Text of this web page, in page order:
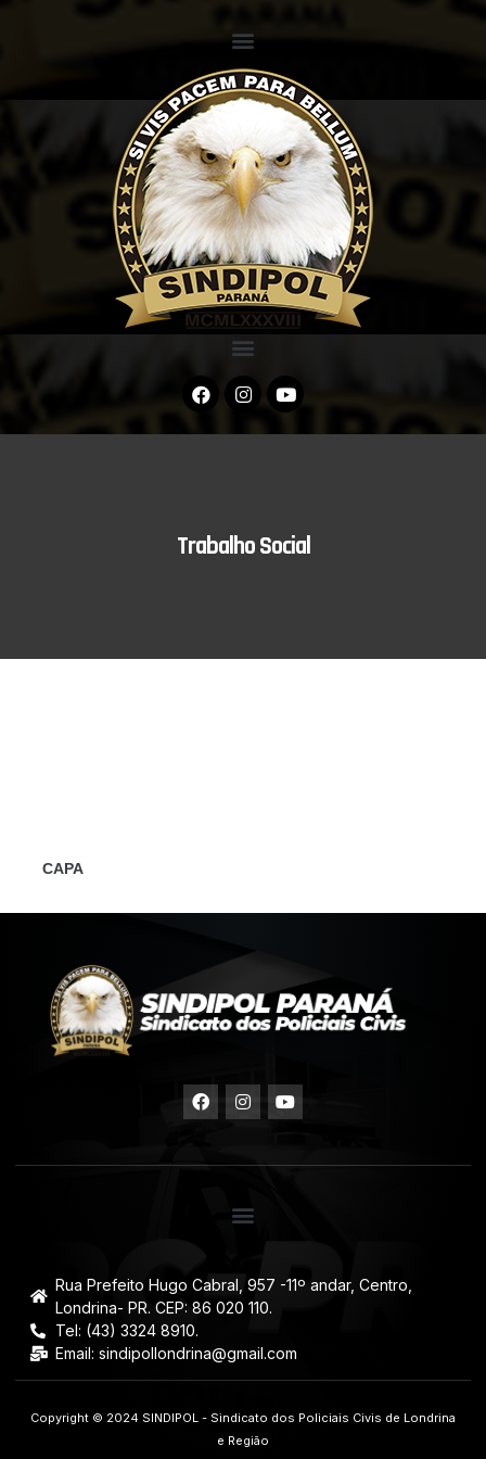
Trabalho Social
CAPA
Rua Prefeito Hugo Cabral, 957 -11º andar, Centro,
Londrina- PR. CEP: 86 020 110.
Tel: (43) 3324 8910.
Email: sindipollondrina@gmail.com
Copyright © 2024 SINDIPOL - Sindicato dos Policiais Civis de Londrina
e Região